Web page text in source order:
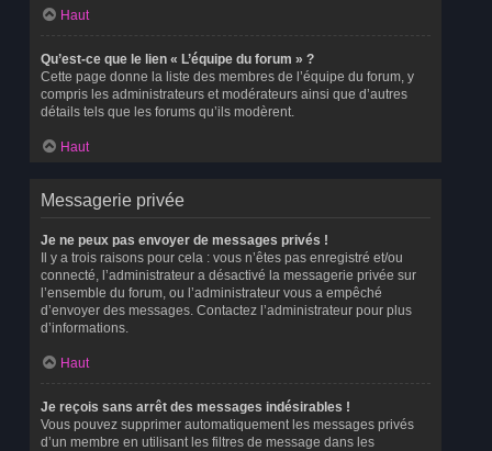
Haut
Qu’est-ce que le lien « L’équipe du forum » ?
Cette page donne la liste des membres de l’équipe du forum, y
compris les administrateurs et modérateurs ainsi que d’autres
détails tels que les forums qu’ils modèrent.
Haut
Messagerie privée
Je ne peux pas envoyer de messages privés !
Il y a trois raisons pour cela : vous n’êtes pas enregistré et/ou
connecté, l’administrateur a désactivé la messagerie privée sur
l’ensemble du forum, ou l’administrateur vous a empêché
d’envoyer des messages. Contactez l’administrateur pour plus
d’informations.
Haut
Je reçois sans arrêt des messages indésirables !
Vous pouvez supprimer automatiquement les messages privés
d’un membre en utilisant les filtres de message dans les